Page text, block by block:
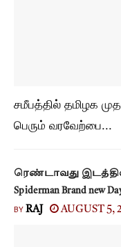
சமீபத்தில் தமிழக
பெரும் வரவேற்பை...
ரெண்டாவது
Spiderman Brand new
BY RAJ AUGUST 5,